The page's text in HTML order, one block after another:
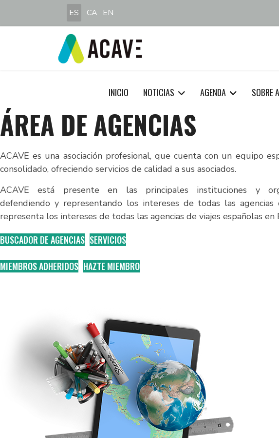
Seleccione su idioma
ES CA EN
INICIO NOTICIAS AGENDA SOBRE
ÁREA DE AGENCIAS
ACAVE es una asociación profesional, que cuenta con un equipo
consolidado, ofreciendo servicios de calidad a sus asociados.
ACAVE está presente en las principales instituciones y
defendiendo y representando los intereses de todas las
representa los intereses de todas las agencias de viajes españolas en
BUSCADOR DE AGENCIAS SERVICIOS
MIEMBROS ADHERIDOS HAZTE MIEMBRO